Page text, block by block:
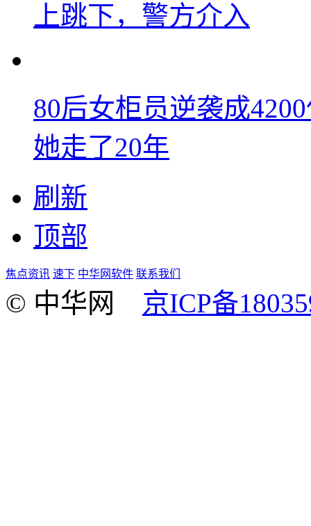
上跳下，警方介入
80后女柜员逆袭成
她走了20年
刷新
顶部
焦点资讯 速下 中华网软件 联系我们
© 中华网 京ICP备